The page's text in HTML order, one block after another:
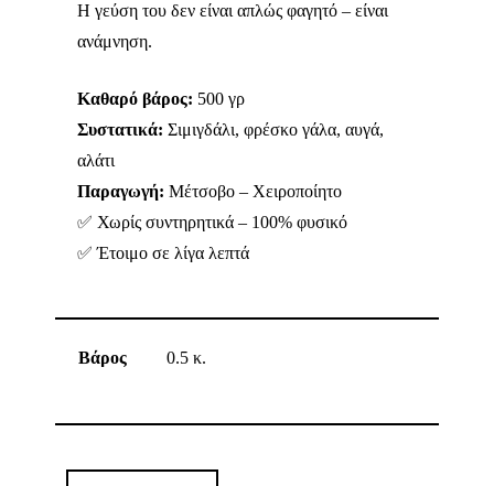
Η γεύση του δεν είναι απλώς φαγητό – είναι
ανάμνηση.
Καθαρό βάρος: 500 γρ
Συστατικά: Σιμιγδάλι, φρέσκο γάλα, αυγά,
αλάτι
Παραγωγή: Μέτσοβο – Χειροποίητο
✅ Χωρίς συντηρητικά – 100% φυσικό
✅ Έτοιμο σε λίγα λεπτά
Βάρος 0.5 κ.